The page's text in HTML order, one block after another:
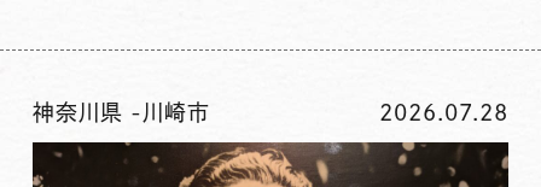
神奈川県 - 川崎市 2026.07.28